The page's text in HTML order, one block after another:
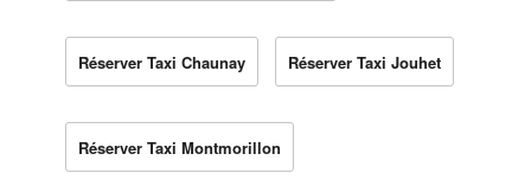
Réserver Taxi Chaunay Réserver Taxi Jouhet
Réserver Taxi Montmorillon